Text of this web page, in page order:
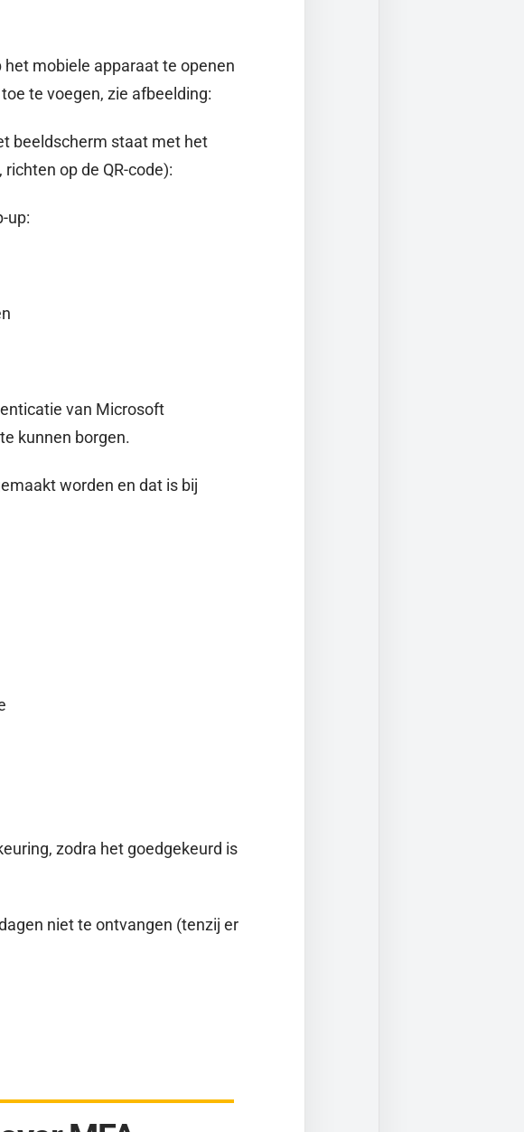
mobiele apparaat te openen
te voegen, zie afbeelding:
beeldscherm staat met het
op de QR-code):
up:
van Microsoft
kunnen borgen.
worden en dat is bij
zodra het goedgekeurd is
niet te ontvangen (tenzij er